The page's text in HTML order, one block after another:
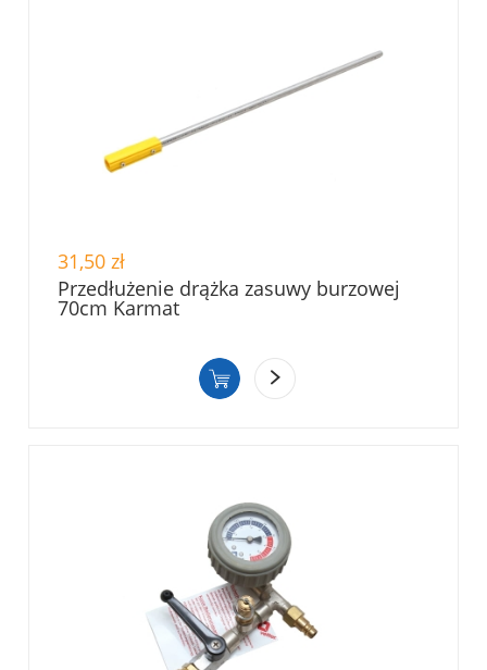
31,50 zł
Przedłużenie drążka zasuwy burzowej
70cm Karmat